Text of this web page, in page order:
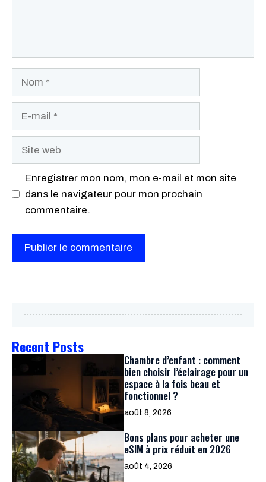
Site
Enregistrer mon nom, mon e-mail et mon site
dans le navigateur pour mon prochain
commentaire.
Recent Posts
Chambre d’enfant : comment
bien choisir l’éclairage pour un
espace à la fois beau et
fonctionnel ?
août 8, 2026
Bons plans pour acheter une
eSIM à prix réduit en 2026
août 4, 2026